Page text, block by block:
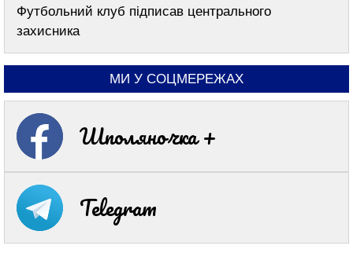
Футбольний клуб підписав центрального
захисника
МИ У СОЦМЕРЕЖАХ
Шполяночка +
Telegram